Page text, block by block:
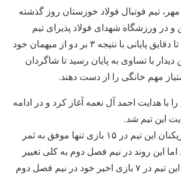
تیم فوتبال فولاد خوزستان روز گذشته
فروردین و در ورزشگاه شهدای فولاد پذیرای تیم
هوادار بود و با اینکه تا دقایق پایانی با نتیجه ۳ بر دو از میهمان خود
دیدار با تساوی به پایان رسید تا شاگردان
مهم خانگی را از دست دهند.
با هدایت احمد آل نعمه آغاز کرد و در ادامه
این تیم شد.
در نیم فصل اول بازیکنان این تیم در ۱۵ بازی تنها موفق به ثمر
شدند اما این روند در نیم فصل دوم به کلی تغییر
کرده به گونه‌ای که این تیم در ۷ بازی اخیر خود در نیم فصل دوم